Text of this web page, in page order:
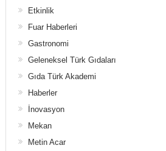
Etkinlik
Fuar Haberleri
Gastronomi
Geleneksel Türk Gıdaları
Gıda Türk Akademi
Haberler
İnovasyon
Mekan
Metin Acar